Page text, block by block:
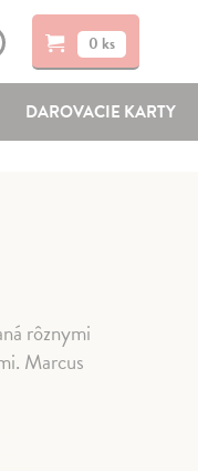
0 ks
DAROVACIE KARTY
rôznymi
Marcus